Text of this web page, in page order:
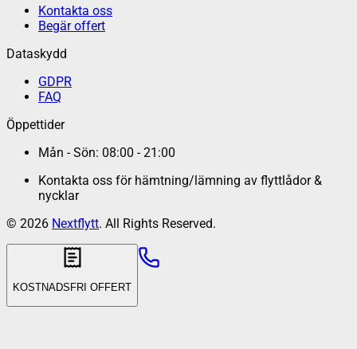
Kontakta oss
Begär offert
Dataskydd
GDPR
FAQ
Öppettider
Mån - Sön: 08:00 - 21:00
Kontakta oss för hämtning/lämning av flyttlådor &
nycklar
© 2026 Nextflytt. All Rights Reserved.
KOSTNADSFRI OFFERT